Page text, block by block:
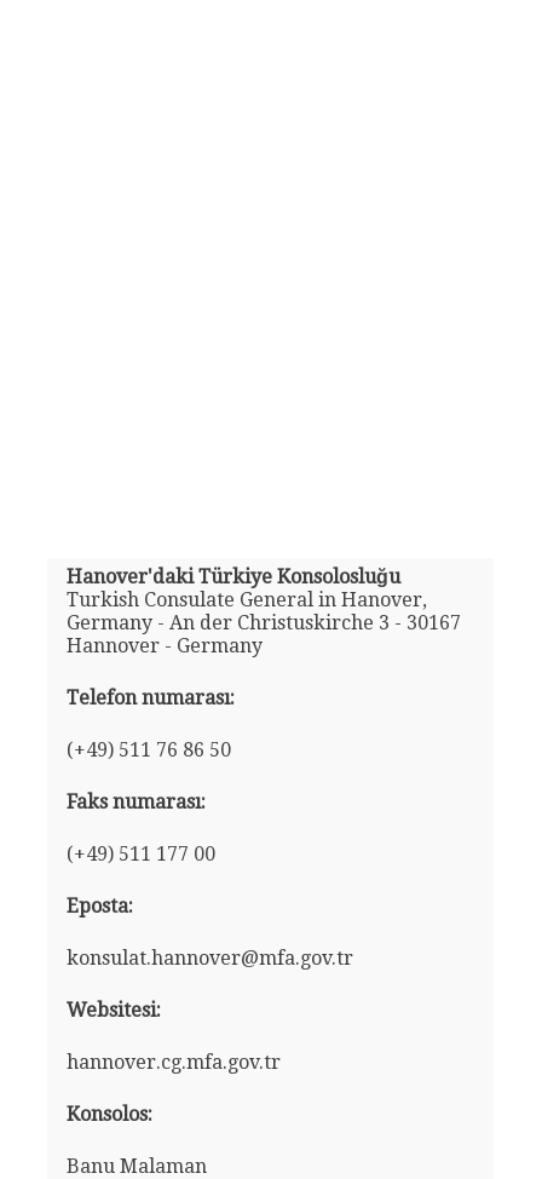
Hanover'daki Türkiye Konsolosluğu
Turkish Consulate General in Hanover,
Germany - An der Christuskirche 3 - 30167
Hannover - Germany
Telefon numarası:
(+49) 511 76 86 50
Faks numarası:
(+49) 511 177 00
Eposta:
konsulat.hannover@mfa.gov.tr
Websitesi:
hannover.cg.mfa.gov.tr
Konsolos:
Banu Malaman